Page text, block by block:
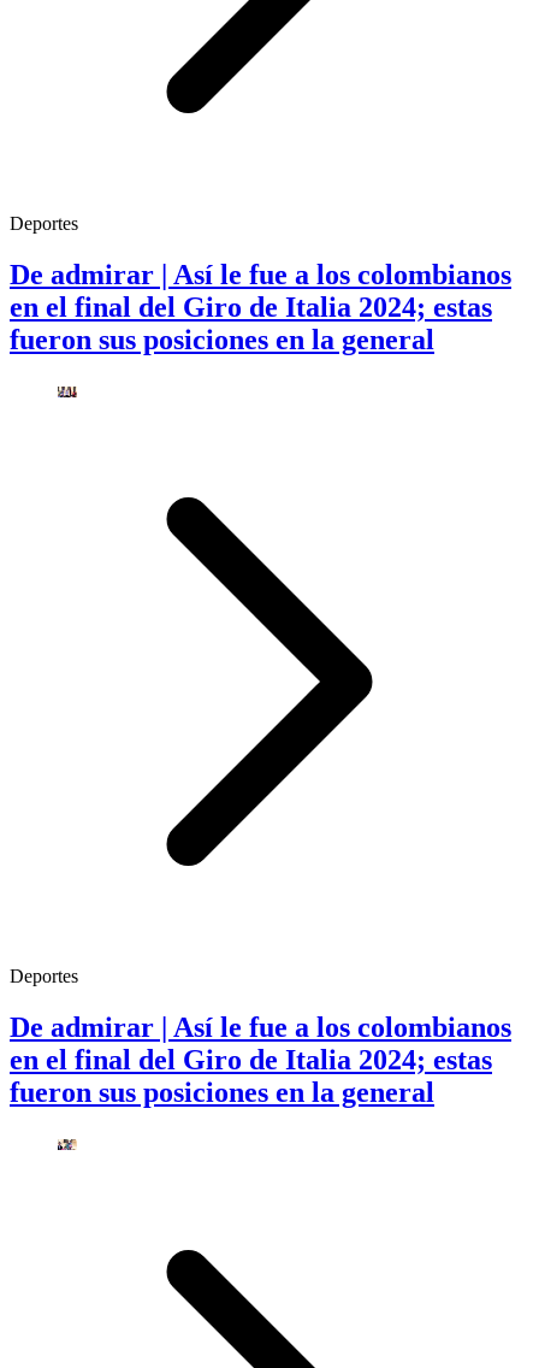
Deportes
De admirar | Así le fue a los colombianos
en el final del Giro de Italia 2024; estas
fueron sus posiciones en la general
Deportes
De admirar | Así le fue a los colombianos
en el final del Giro de Italia 2024; estas
fueron sus posiciones en la general